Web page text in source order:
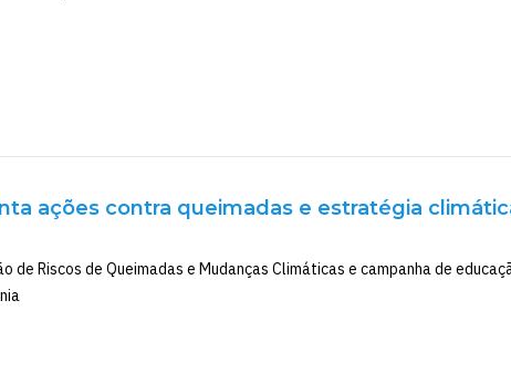
ações contra queimadas e estratégia
de Riscos de Queimadas e Mudanças Climáticas e campanha de